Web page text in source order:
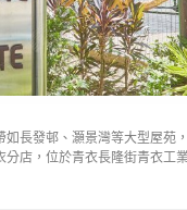
長發邨、灝景灣等大型屋苑
店，位於青衣長隆街青衣工